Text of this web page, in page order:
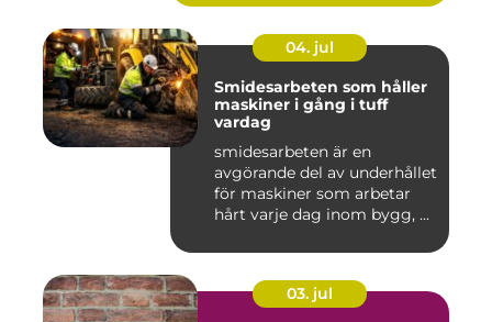
04. jul
Smidesarbeten som håller
maskiner i gång i tuff
vardag
smidesarbeten är en
avgörande del av underhållet
för maskiner som arbetar
hårt varje dag inom bygg, ...
03. jul